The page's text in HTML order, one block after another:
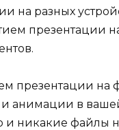
на разных
презентации
презентации на
анимации в
и никакие файлы